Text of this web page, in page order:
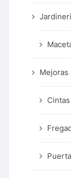
Mejoras